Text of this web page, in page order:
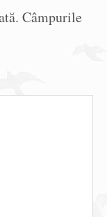
Câmpurile